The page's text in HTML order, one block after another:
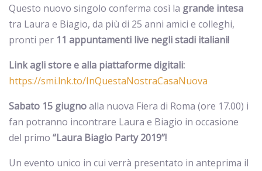
Questo nuovo singolo conferma così la grande intesa
tra Laura e Biagio, da più di 25 anni amici e colleghi,
pronti per 11 appuntamenti live negli stadi italiani!
Link agli store e alla piattaforme digitali:
https://smi.lnk.to/InQuestaNostraCasaNuova
Sabato 15 giugnoalla nuova Fiera di Roma (ore 17.00) i
fan potranno incontrare Laura e Biagio in occasione
del primo “Laura Biagio Party 2019”!
Un evento unico in cui verrà presentato in anteprima il